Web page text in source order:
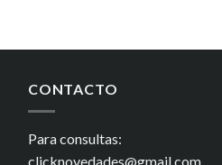
CONTACTO
Para consultas:
clicknovedades@gmail.com